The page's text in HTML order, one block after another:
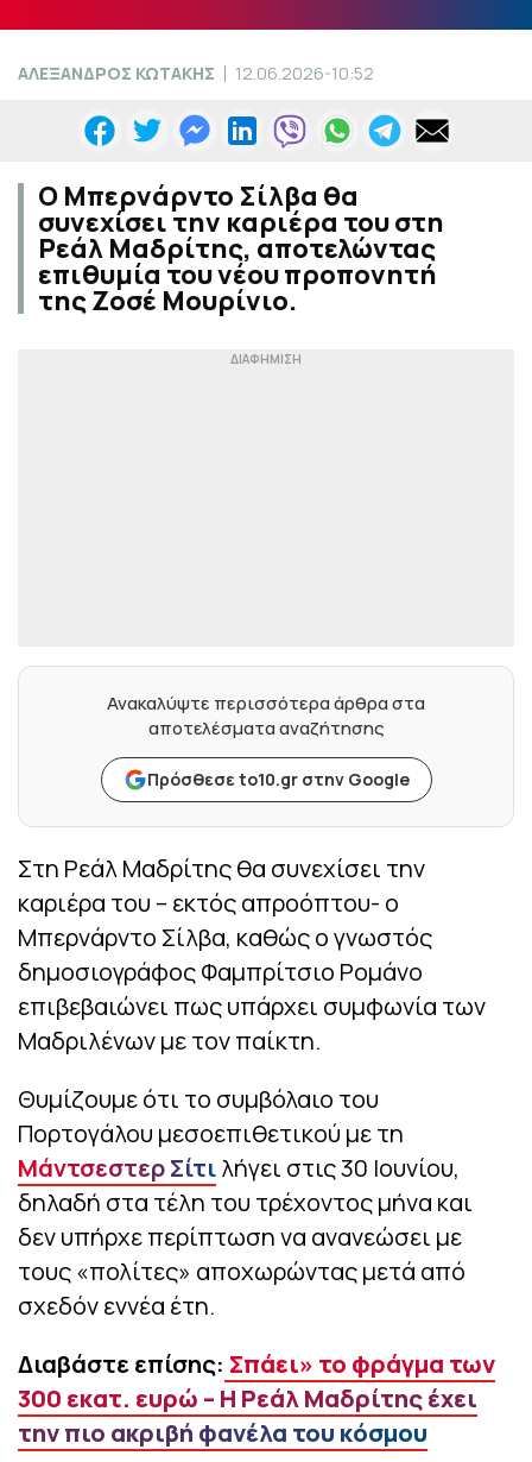
ΑΛΕΞΑΝΔΡΟΣ ΚΩΤΑΚΗΣ 12.06.2026-10:52
Ο Μπερνάρντο Σίλβα θα
συνεχίσει την καριέρα του στη
Ρεάλ Μαδρίτης, αποτελώντας
επιθυμία του νέου προπονητή
της Ζοσέ Μουρίνιο.
Ανακαλύψτε περισσότερα άρθρα στα
αποτελέσματα αναζήτησης
Πρόσθεσε to10.gr στην Google
Στη Ρεάλ Μαδρίτης θα συνεχίσει την
καριέρα του – εκτός απροόπτου- ο
Μπερνάρντο Σίλβα, καθώς ο γνωστός
δημοσιογράφος Φαμπρίτσιο Ρομάνο
επιβεβαιώνει πως υπάρχει συμφωνία των
Μαδριλένων με τον παίκτη.
Θυμίζουμε ότι το συμβόλαιο του
Πορτογάλου μεσοεπιθετικού με τη
Μάντσεστερ Σίτιλήγει στις 30 Ιουνίου,
δηλαδή στα τέλη του τρέχοντος μήνα και
δεν υπήρχε περίπτωση να ανανεώσει με
τους «πολίτες» αποχωρώντας μετά από
σχεδόν εννέα έτη.
Διαβάστε επίσης: Σπάει» το φράγμα των
300 εκατ. ευρώ – Η Ρεάλ Μαδρίτης έχει
την πιο ακριβή φανέλα του κόσμου